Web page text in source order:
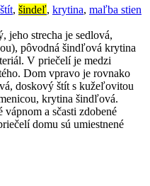
štít, šindeľ, krytina, maľba stien
strecha je sedlová,
pôvodná šindľová krytina
V priečelí je medzi
Dom vpravo je rovnako
doskový štít s kužeľovitou
krytina šindľová.
vápnom a sčasti zdobené
domu sú umiestnené